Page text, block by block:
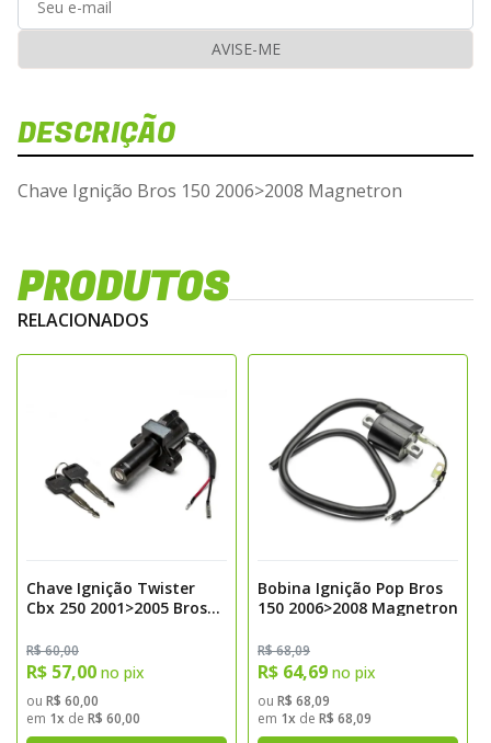
AVISE-ME
DESCRIÇÃO
Chave Ignição Bros 150 2006>2008 Magnetron
PRODUTOS
RELACIONADOS
Chave Ignição Twister
Cbx 250 2001>2005 Bros
Magnetron
R$ 60,00
R$ 57,00 no pix
ou R$ 60,00
em 1x de R$ 60,00
Bobina Ignição Pop Bros
150 2006>2008 Magnetron
R$ 68,09
R$ 64,69 no pix
ou R$ 68,09
em 1x de R$ 68,09